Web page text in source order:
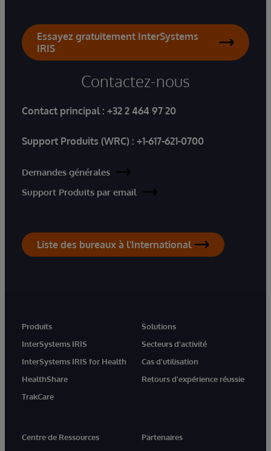
Essayez gratuitement InterSystems
IRIS
Contactez-nous
Contact principal : +32 2 464 97 20
Support Produits (WRC) : +1-617-621-0700
Demandes générales
Support Produits par email
Liste des bureaux à l'International
Produits
InterSystems IRIS
InterSystems IRIS for Health
HealthShare
TrakCare
Solutions
Secteurs d'activité
Cas d'utilisation
Retours d'expérience réussie
Centre de Ressources
Partenaires